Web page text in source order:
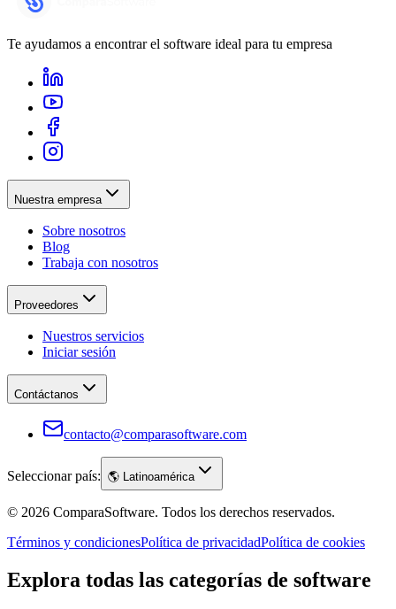
Te ayudamos a encontrar el software ideal para tu empresa
Nuestra empresa
Sobre nosotros
Blog
Trabaja con nosotros
Proveedores
Nuestros servicios
Iniciar sesión
Contáctanos
contacto@comparasoftware.com
Seleccionar país: 🌎 Latinoamérica
© 2026 ComparaSoftware. Todos los derechos reservados.
Términos y condicionesPolítica de privacidadPolítica de cookies
Explora todas las categorías de software